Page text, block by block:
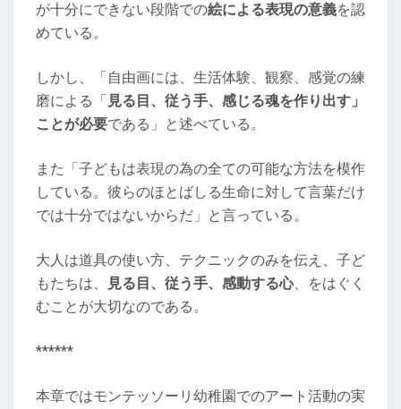
が十分にできない段階での絵による表現の意義を認
めている。
しかし、「自由画には、生活体験、観察、感覚の練
磨による「 見る目、従う手、感じる魂を作り出す」
ことが必要である」と述べている。
また「子どもは表現の為の全ての可能な方法を模作
している。彼らのほとばしる生命に対して言葉だけ
では十分ではないからだ」と言っている。
大人は道具の使い方、テクニックのみを伝え、子ど
もたちは、
見る目、従う手、感動する心、をはぐく
むことが大切なのである。
******
本章ではモンテッソーリ幼稚園でのアート活動の実